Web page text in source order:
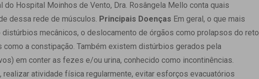
Quem Somos
Responsabilidade Ambiental
Responsabilidade Social
Tele
Hospital Moinhos de Vento, Dra. Rosângela Mello conta quais
dessa rede de músculos. Principais Doenças Em geral, o que mais
mecânicos, o deslocamento de órgãos como prolapsos do
a constipação. Também existem distúrbios gerados pela
em conter as fezes e/ou urina, conhecido como incontinências.
, realizar atividade física regularmente, evitar esforços evacuatórios